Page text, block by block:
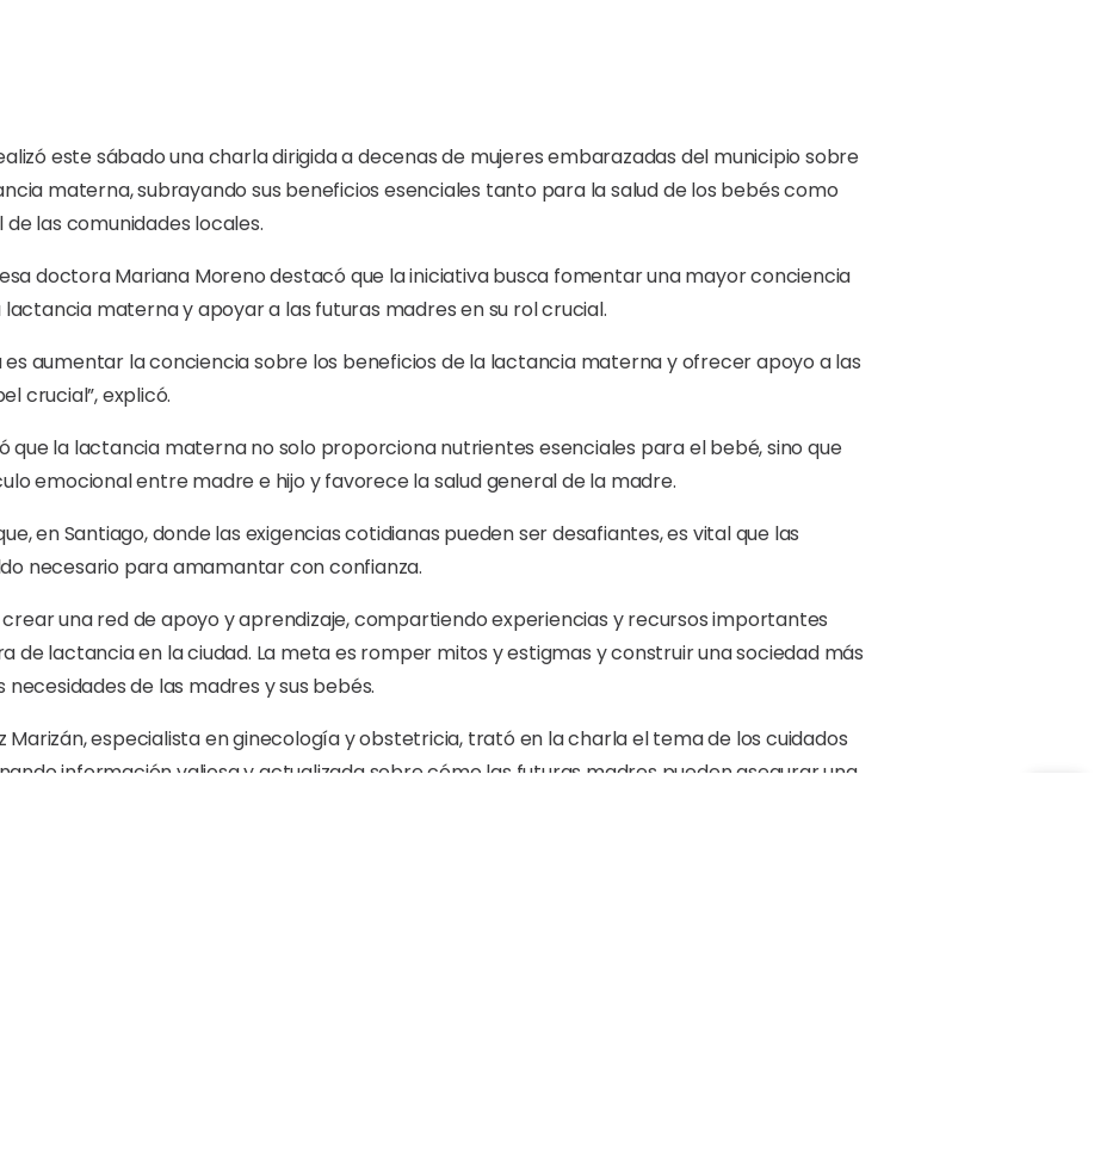
este sábado una charla dirigida a decenas de mujeres embarazadas del municipio sobre
materna, subrayando sus beneficios esenciales tanto para la salud de los bebés como
las comunidades locales.
doctora Mariana Moreno destacó que la iniciativa busca fomentar una mayor conciencia
materna y apoyar a las futuras madres en su rol crucial.
es aumentar la conciencia sobre los beneficios de la lactancia materna y ofrecer apoyo a las
crucial”, explicó.
que la lactancia materna no solo proporciona nutrientes esenciales para el bebé, sino que
emocional entre madre e hijo y favorece la salud general de la madre.
en Santiago, donde las exigencias cotidianas pueden ser desafiantes, es vital que las
necesario para amamantar con confianza.
una red de apoyo y aprendizaje, compartiendo experiencias y recursos importantes
de lactancia en la ciudad. La meta es romper mitos y estigmas y construir una sociedad más
de las madres y sus bebés.
Marizán, especialista en ginecología y obstetricia, trató en la charla el tema de los cuidados
información valiosa y actualizada sobre cómo las futuras madres pueden asegurar una